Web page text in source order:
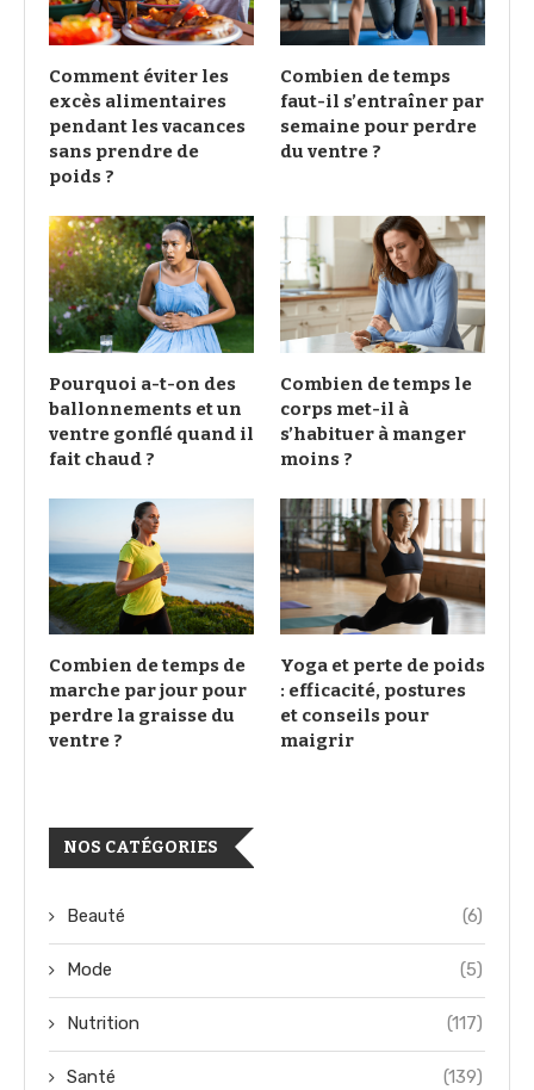
Comment éviter les
excès alimentaires
pendant les vacances
sans prendre de
poids ?
Combien de temps
faut-il s’entraîner par
semaine pour perdre
du ventre ?
Pourquoi a-t-on des
ballonnements et un
ventre gonflé quand il
fait chaud ?
Combien de temps le
corps met-il à
s’habituer à manger
moins ?
Combien de temps de
marche par jour pour
perdre la graisse du
ventre ?
Yoga et perte de poids
: efficacité, postures
et conseils pour
maigrir
NOS CATÉGORIES
Beauté (6)
Mode (5)
Nutrition (117)
Santé (139)